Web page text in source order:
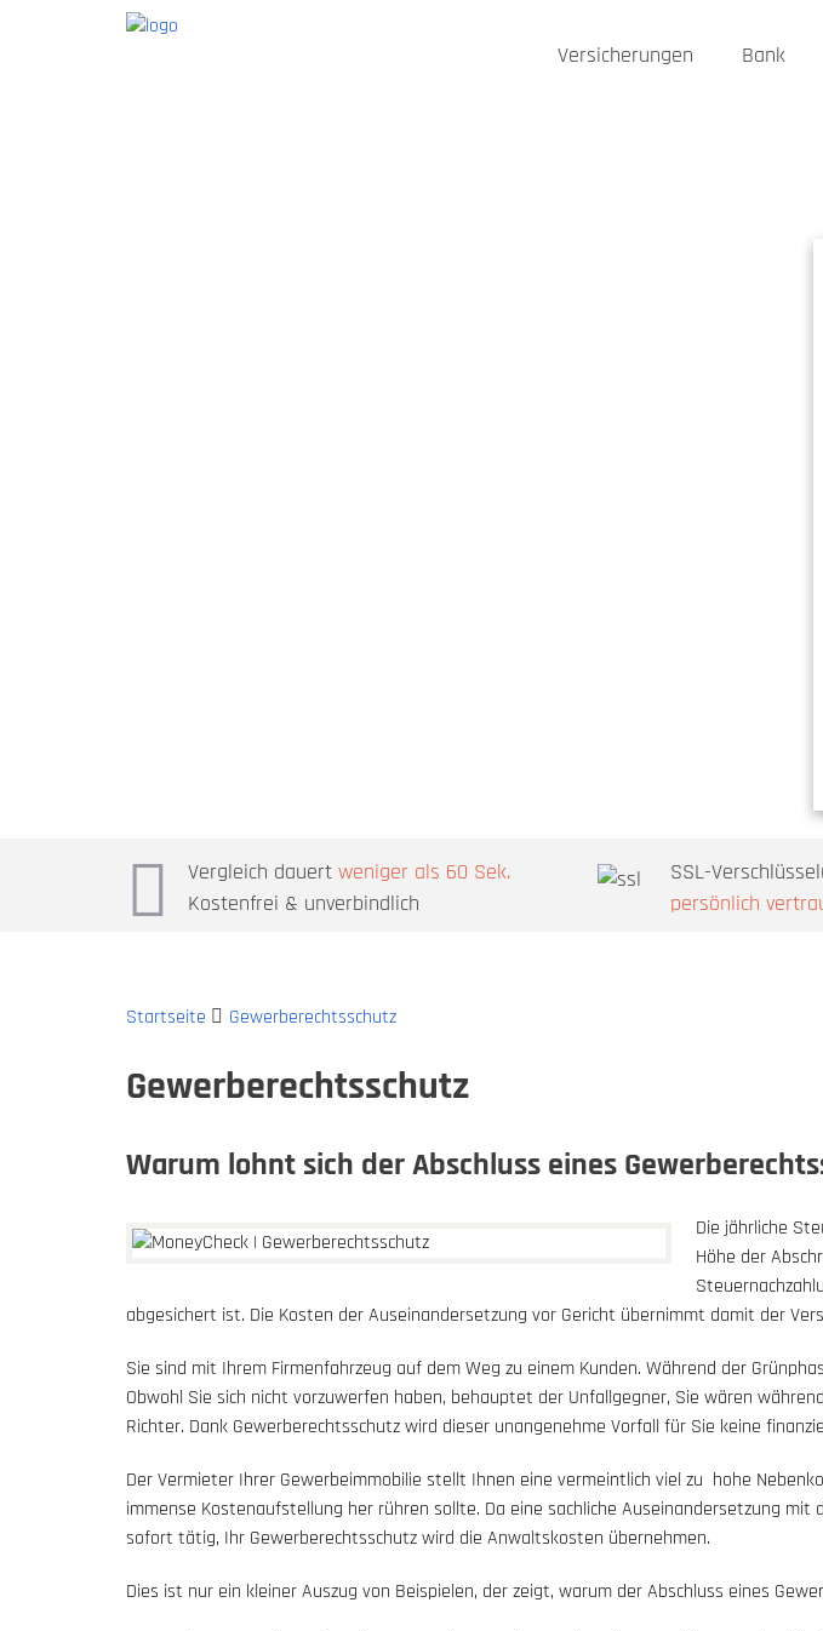
Versicherungen Bank
Vergleich dauert weniger als 60 Sek.
Kostenfrei & unverbindlich
SSL-
persönlich
Startseite Gewerberechtsschutz
Gewerberechtsschutz
Warum lohnt sich der Abschluss eines
Die jährliche
Höhe der
abgesichert ist. Die Kosten der Auseinandersetzung vor Gericht übernimmt damit der
Sie sind mit Ihrem Firmenfahrzeug auf dem Weg zu einem Kunden. Während der
Obwohl Sie sich nicht vorzuwerfen haben, behauptet der Unfallgegner, Sie wären
Richter. Dank Gewerberechtsschutz wird dieser unangenehme Vorfall für Sie keine
Der Vermieter Ihrer Gewerbeimmobilie stellt Ihnen eine vermeintlich viel zu hohe
immense Kostenaufstellung her rühren sollte. Da eine sachliche Auseinandersetzung
sofort tätig, Ihr Gewerberechtsschutz wird die Anwaltskosten übernehmen.
Dies ist nur ein kleiner Auszug von Beispielen, der zeigt, warum der Abschluss eines